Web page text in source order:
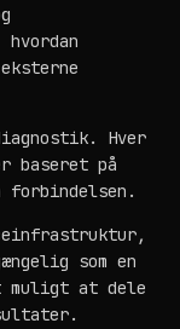
Hver
baseret på
som en
muligt at dele